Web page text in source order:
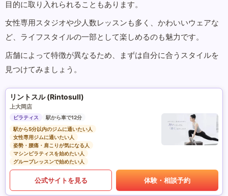
目的に取り入れられることもあります。
女性専用スタジオや少人数レッスンも多く、かわいいウェアな
ど、ライフスタイルの一部として楽しめるのも魅力です。
店舗によって特徴が異なるため、まずは自分に合うスタイルを
見つけてみましょう。
リントスル (Rintosull)
上大岡店
ピラティス
駅から車で12分
駅から5分以内のジムに通いたい人
女性専用ジムに通いたい人
姿勢・腰痛・肩こりが気になる人
マシンピラティスを始めたい人
グループレッスンで始めたい人
公式サイトを見る 体験・相談予約